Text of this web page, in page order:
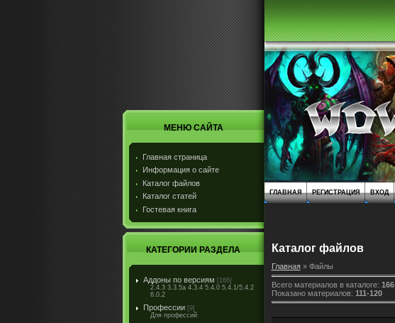
МЕНЮ САЙТА
Главная страница
Информация о сайте
Каталог файлов
Каталог статей
Гостевая книга
КАТЕГОРИИ РАЗДЕЛА
Аддоны по версиям [166]
2.4.3 3.3.5а 4.3.4 5.4.0 5.4.1/5.4.2
6.0.2
Профессии [9]
Для профессий
ГЛАВНАЯ РЕГИСТРАЦИЯ ВХОД
Каталог файлов
Главная» Файлы
Всего материалов в каталоге: 166
Показано материалов: 111-120